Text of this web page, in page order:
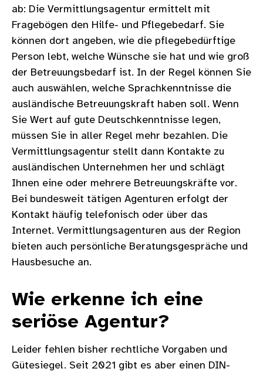
ab: Die Vermittlungsagentur ermittelt mit
Fragebögen den Hilfe- und Pflegebedarf. Sie
können dort angeben, wie die pflegebedürftige
Person lebt, welche Wünsche sie hat und wie groß
der Betreuungsbedarf ist. In der Regel können Sie
auch auswählen, welche Sprachkenntnisse die
ausländische Betreuungskraft haben soll. Wenn
Sie Wert auf gute Deutschkenntnisse legen,
müssen Sie in aller Regel mehr bezahlen. Die
Vermittlungsagentur stellt dann Kontakte zu
ausländischen Unternehmen her und schlägt
Ihnen eine oder mehrere Betreuungskräfte vor.
Bei bundesweit tätigen Agenturen erfolgt der
Kontakt häufig telefonisch oder über das
Internet. Vermittlungsagenturen aus der Region
bieten auch persönliche Beratungsgespräche und
Hausbesuche an.
Wie erkenne ich eine
seriöse Agentur?
Leider fehlen bisher rechtliche Vorgaben und
Gütesiegel. Seit 2021 gibt es aber einen DIN-